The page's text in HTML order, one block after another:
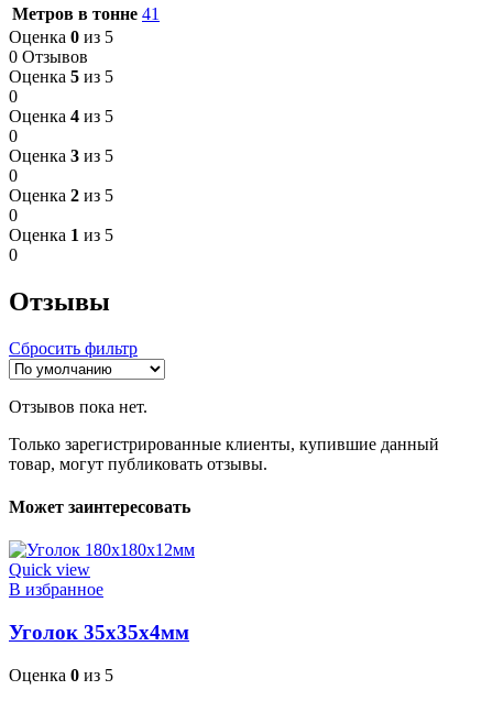
Метров в тонне 41
Оценка 0 из 5
0 Отзывов
Оценка 5 из 5
0
Оценка 4 из 5
0
Оценка 3 из 5
0
Оценка 2 из 5
0
Оценка 1 из 5
0
Отзывы
Сбросить фильтр
Отзывов пока нет.
Только зарегистрированные клиенты, купившие данный
товар, могут публиковать отзывы.
Может заинтересовать
Quick view
В избранное
Уголок 35х35х4мм
Оценка 0 из 5